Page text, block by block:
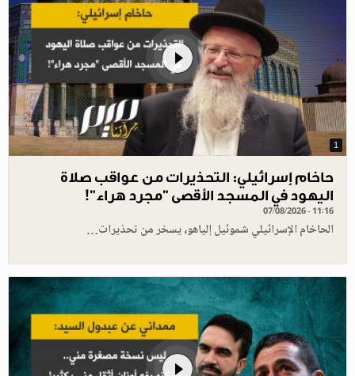
1
حاخام إسرائيلي: التحذيرات من عواقب صلاة
اليهود في المسجد الأقصى "مجرد هراء"!
07/08/2026 - 11:16
الحاخام الإسرائيلي شموئيل إلياهو، يسخر من تحذيرات…